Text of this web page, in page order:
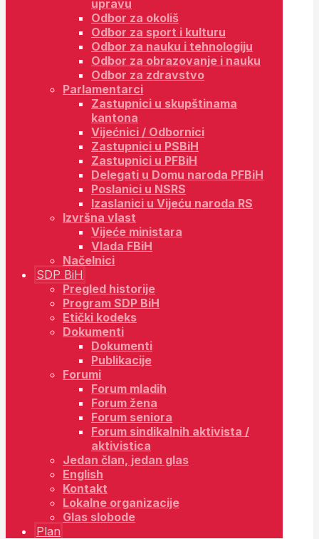
upravu
Odbor za okoliš
Odbor za sport i kulturu
Odbor za nauku i tehnologiju
Odbor za obrazovanje i nauku
Odbor za zdravstvo
Parlamentarci
Zastupnici u skupštinama
kantona
Vijećnici / Odbornici
Zastupnici u PSBiH
Zastupnici u PFBiH
Delegati u Domu naroda PFBiH
Poslanici u NSRS
Izaslanici u Vijeću naroda RS
Izvršna vlast
Vijeće ministara
Vlada FBiH
Načelnici
SDP BiH
Pregled historije
Program SDP BiH
Etički kodeks
Dokumenti
Dokumenti
Publikacije
Forumi
Forum mladih
Forum žena
Forum seniora
Forum sindikalnih aktivista /
aktivistica
Jedan član, jedan glas
English
Kontakt
Lokalne organizacije
Glas slobode
Plan